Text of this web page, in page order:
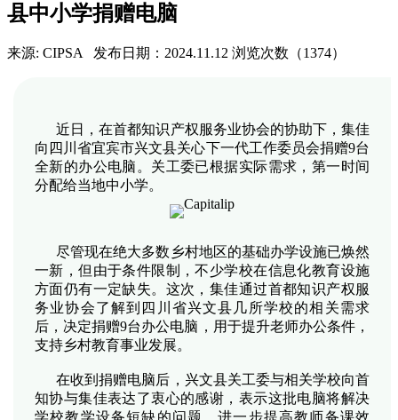
县中小学捐赠电脑
来源: CIPSA 发布日期：2024.11.12 浏览次数（1374）
近日，在首都知识产权服务业协会的协助下，集佳
向四川省宜宾市兴文县关心下一代工作委员会捐赠9台
全新的办公电脑。关工委已根据实际需求，第一时间
分配给当地中小学。
尽管现在绝大多数乡村地区的基础办学设施已焕然
一新，但由于条件限制，不少学校在信息化教育设施
方面仍有一定缺失。这次，集佳通过首都知识产权服
务业协会了解到四川省兴文县几所学校的相关需求
后，决定捐赠9台办公电脑，用于提升老师办公条件，
支持乡村教育事业发展。
在收到捐赠电脑后，兴文县关工委与相关学校向首
知协与集佳表达了衷心的感谢，表示这批电脑将解决